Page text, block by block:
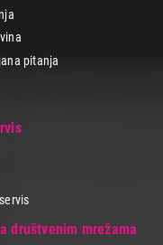
pitanja
društvenim mrežama